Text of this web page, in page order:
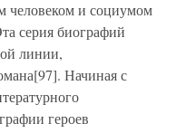
человеком и социумом
серия биографий
линии,
Начиная с
героев